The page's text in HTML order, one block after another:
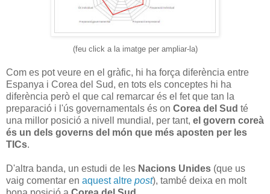
(feu click a la imatge per ampliar-la)
Com es pot veure en el gràfic, hi ha força diferència entre
Espanya i Corea del Sud, en tots els conceptes hi ha
diferència però el que cal remarcar és el fet que tan la
preparació i l'ús governamentals és on Corea del Sud té
una millor posició a nivell mundial, per tant, el govern coreà
és un dels governs del món que més aposten per les
TICs.
D'altra banda, un estudi de les Nacions Unides (que us
vaig comentar en aquest altre post), també deixa en molt